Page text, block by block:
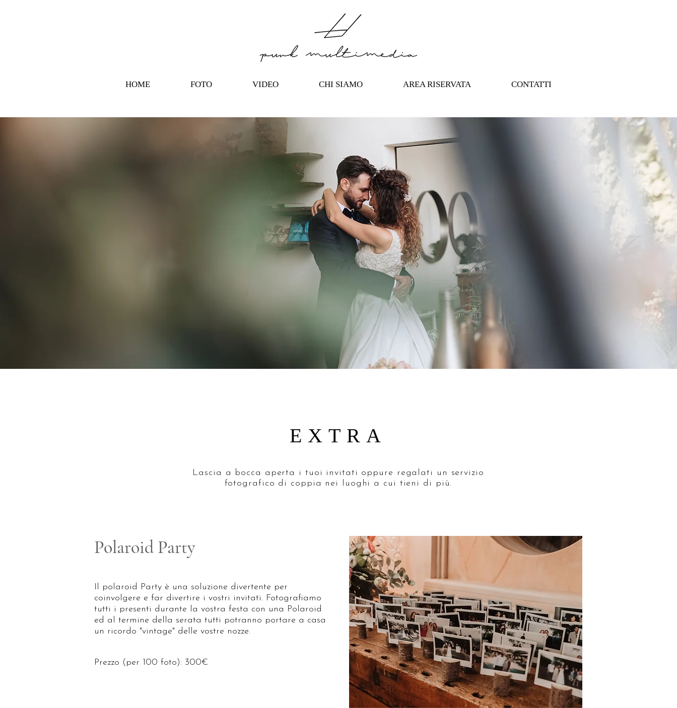
HOME FOTO VIDEO CHI SIAMO AREA RISERVATA CONTATTI
EXTRA
Lascia a bocca aperta i tuoi invitati oppure regalati un servizio
fotografico di coppia nei luoghi a cui tieni di più.
Polaroid Party
Il polaroid Party è una soluzione divertente per
coinvolgere e far divertire i vostri invitati. Fotografiamo
tutti i presenti durante la vostra festa con una Polaroid
ed al termine della serata tutti potranno portare a casa
un ricordo "vintage" delle vostre nozze.
Prezzo (per 100 foto): 300€